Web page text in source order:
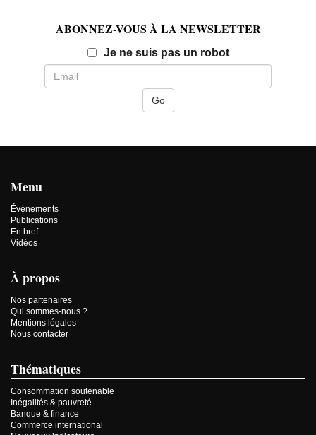
ABONNEZ-VOUS À LA NEWSLETTER
Je ne suis pas un robotEmail
Menu
Événements
Publications
En bref
Vidéos
À propos
Nos partenaires
Qui sommes-nous ?
Mentions légales
Nous contacter
Thématiques
Consommation soutenable
Inégalités & pauvreté
Banque & finance
Commerce international